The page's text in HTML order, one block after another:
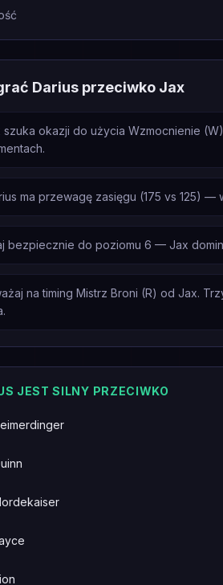
Darius przeciwko Jax
szuka okazji do użycia Wzmocnienie
ma przewagę zasięgu (175 vs 125)
bezpiecznie do poziomu 6 — Jax
na timing Mistrz Broni (R) od Jax.
JEST SILNY PRZECIWKO